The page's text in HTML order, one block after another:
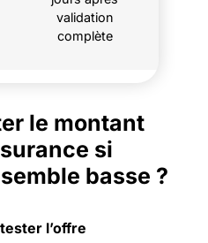
validation
complète
le montant
si
basse ?
l’offre